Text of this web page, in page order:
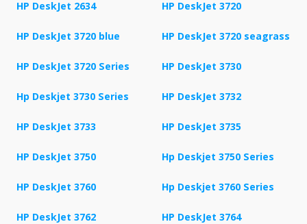
HP DeskJet 2634 HP DeskJet 3720
HP DeskJet 3720 blue HP DeskJet 3720 seagrass
HP DeskJet 3720 Series HP DeskJet 3730
Hp Deskjet 3730 Series HP DeskJet 3732
HP DeskJet 3733 HP DeskJet 3735
HP DeskJet 3750 Hp Deskjet 3750 Series
HP DeskJet 3760 Hp Deskjet 3760 Series
HP DeskJet 3762 HP DeskJet 3764